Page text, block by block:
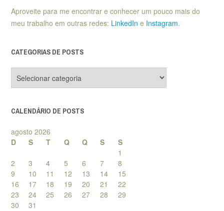
Aproveite para me encontrar e conhecer um pouco mais do
meu trabalho em outras redes: LinkedIn e Instagram.
CATEGORIAS DE POSTS
de
CALENDÁRIO DE POSTS
agosto 2026
D
S T Q Q S
S
1
2
3 4 5 6 7
8
9
10 11 12 13 14
15
16
17 18 19 20 21
22
23
24 25 26 27 28
29
30
31